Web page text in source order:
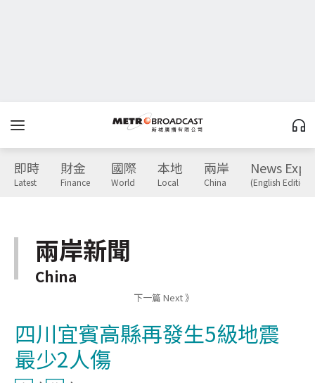
即時
Latest
財金
Finance
國際
World
本地
Local
兩岸
China
News
(English Edition)
兩岸新聞
China
下一篇 Next 》
四川宜賓高縣再發生5級地震
最少2人傷